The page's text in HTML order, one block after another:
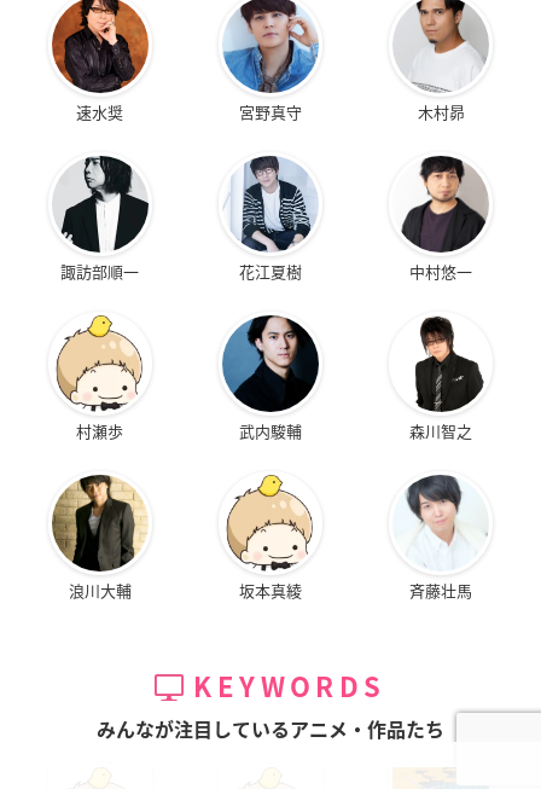
速水奨 宮野真守 木村昴
諏訪部順一 花江夏樹 中村悠一
村瀬歩 武内駿輔 森川智之
浪川大輔 坂本真綾 斉藤壮馬
KEYWORDS
みんなが注目しているアニメ・作品たち